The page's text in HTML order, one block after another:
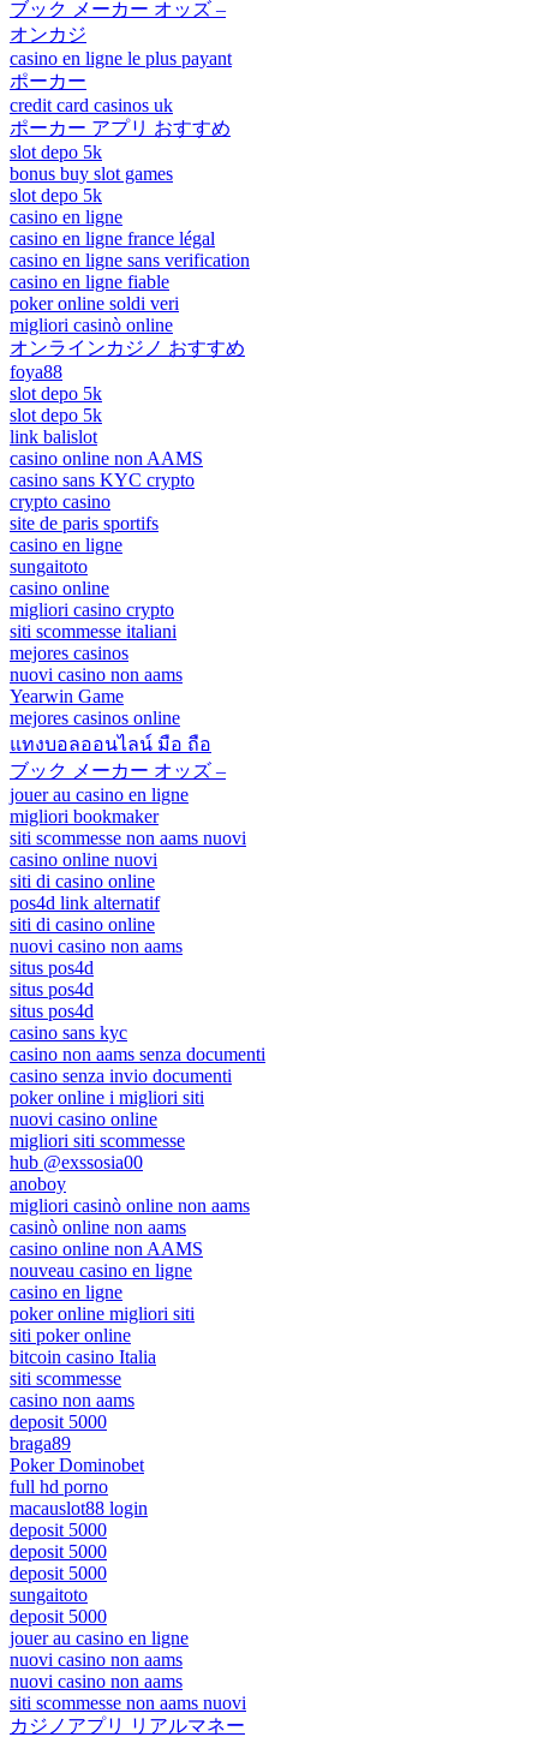
ブック メーカー オッズ –
オンカジ
casino en ligne le plus payant
ポーカー
credit card casinos uk
ポーカー アプリ おすすめ
slot depo 5k
bonus buy slot games
slot depo 5k
casino en ligne
casino en ligne france légal
casino en ligne sans verification
casino en ligne fiable
poker online soldi veri
migliori casinò online
オンラインカジノ おすすめ
foya88
slot depo 5k
slot depo 5k
link balislot
casino online non AAMS
casino sans KYC crypto
crypto casino
site de paris sportifs
casino en ligne
sungaitoto
casino online
migliori casino crypto
siti scommesse italiani
mejores casinos
nuovi casino non aams
Yearwin Game
mejores casinos online
แทงบอลออนไลน์ มือ ถือ
ブック メーカー オッズ –
jouer au casino en ligne
migliori bookmaker
siti scommesse non aams nuovi
casino online nuovi
siti di casino online
pos4d link alternatif
siti di casino online
nuovi casino non aams
situs pos4d
situs pos4d
situs pos4d
casino sans kyc
casino non aams senza documenti
casino senza invio documenti
poker online i migliori siti
nuovi casino online
migliori siti scommesse
hub @exssosia00
anoboy
migliori casinò online non aams
casinò online non aams
casino online non AAMS
nouveau casino en ligne
casino en ligne
poker online migliori siti
siti poker online
bitcoin casino Italia
siti scommesse
casino non aams
deposit 5000
braga89
Poker Dominobet
full hd porno
macauslot88 login
deposit 5000
deposit 5000
deposit 5000
sungaitoto
deposit 5000
jouer au casino en ligne
nuovi casino non aams
nuovi casino non aams
siti scommesse non aams nuovi
カジノアプリ リアルマネー